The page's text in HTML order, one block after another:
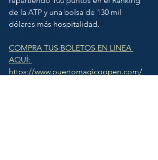
de la ATP y una bolsa de 130 mil
dólares más hospitalidad.
COMPRA TUS BOLETOS EN LINEA
AQUÍ:
https://www.puertomagicoopen.com/